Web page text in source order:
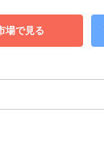
場で見る